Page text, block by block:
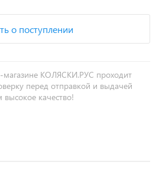
о поступлении
магазине КОЛЯСКИ.РУС проходит
перед отправкой и выдачей
качество!